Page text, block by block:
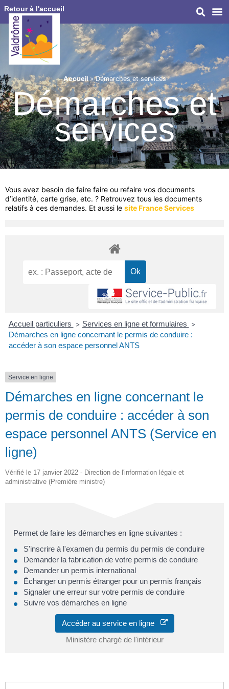
Retour à l'accueil
Accueil»Démarches et services
Démarches et
services
Vous avez besoin de faire faire ou refaire vos documents
d’identité, carte grise, etc. ? Retrouvez tous les documents
relatifs à ces demandes. Et aussi le site France Services
Accueil particuliers > Services en ligne et formulaires >
Démarches en ligne concernant le permis de conduire :
accéder à son espace personnel ANTS
Service en ligne
Démarches en ligne concernant le
permis de conduire : accéder à son
espace personnel ANTS (Service en
ligne)
Vérifié le 17 janvier 2022 - Direction de l'information légale et
administrative (Première ministre)
Permet de faire les démarches en ligne suivantes :
S'inscrire à l'examen du permis du permis de conduire
Demander la fabrication de votre permis de conduire
Demander un permis international
Échanger un permis étranger pour un permis français
Signaler une erreur sur votre permis de conduire
Suivre vos démarches en ligne
Accéder au service en ligne
Ministère chargé de l'intérieur